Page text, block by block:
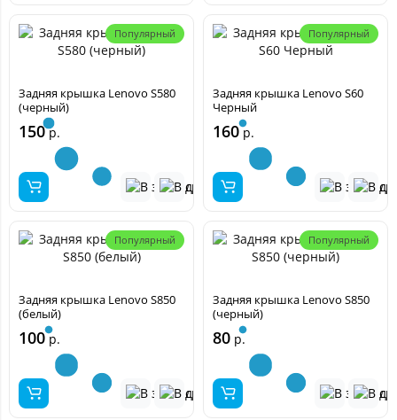
Популярный
Задняя крышка Lenovo S580
(черный)
150р.
Популярный
Задняя крышка Lenovo S60
Черный
160р.
Популярный
Задняя крышка Lenovo S850
(белый)
100р.
Популярный
Задняя крышка Lenovo S850
(черный)
80 р.